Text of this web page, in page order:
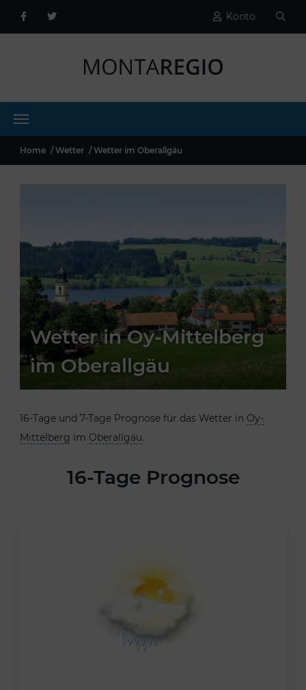
Konto
Home Wetter Wetter im Oberallgäu
Wetter in Oy-Mittelberg
im Oberallgäu
16-Tage und 7-Tage Prognose für das Wetter in Oy-
Mittelberg im Oberallgäu.
16-Tage Prognose